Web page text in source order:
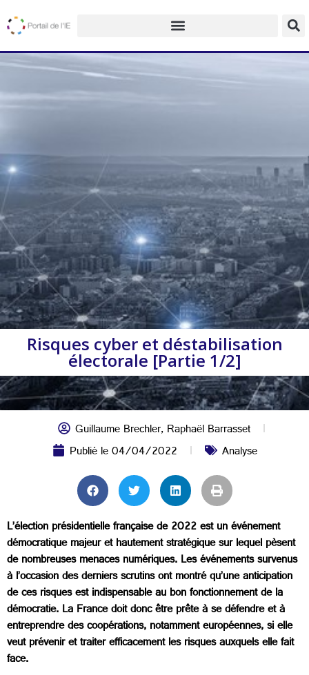
Risques cyber et déstabilisation
électorale [Partie 1/2]
Guillaume Brechler,Raphaël Barrasset
Publié le04/04/2022 Analyse
L’élection présidentielle française de 2022 est un événement
démocratique majeur et hautement stratégique sur lequel pèsent
de nombreuses menaces numériques. Les événements survenus
à l’occasion des derniers scrutins ont montré qu’une anticipation
de ces risques est indispensable au bon fonctionnement de la
démocratie. La France doit donc être prête à se défendre et à
entreprendre des coopérations, notamment européennes, si elle
veut prévenir et traiter efficacement les risques auxquels elle fait
face.